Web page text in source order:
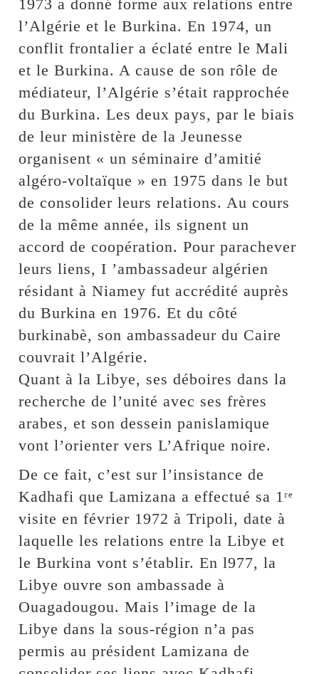
1973 a donné forme aux relations entre
l’Algérie et le Burkina. En 1974, un
conflit frontalier a éclaté entre le Mali
et le Burkina. A cause de son rôle de
médiateur, l’Algérie s’était rapprochée
du Burkina. Les deux pays, par le biais
de leur ministère de la Jeunesse
organisent « un séminaire d’amitié
algéro-voltaïque » en 1975 dans le but
de consolider leurs relations. Au cours
de la même année, ils signent un
accord de coopération. Pour parachever
leurs liens, I ’ambassadeur algérien
résidant à Niamey fut accrédité auprès
du Burkina en 1976. Et du côté
burkinabè, son ambassadeur du Caire
couvrait l’Algérie.
Quant à la Libye, ses déboires dans la
recherche de l’unité avec ses frères
arabes, et son dessein panislamique
vont l’orienter vers L’Afrique noire.
De ce fait, c’est sur l’insistance de
Kadhafi que Lamizana a effectué sa 1ʳᵉ
visite en février 1972 à Tripoli, date à
laquelle les relations entre la Libye et
le Burkina vont s’établir. En l977, la
Libye ouvre son ambassade à
Ouagadougou. Mais l’image de la
Libye dans la sous-région n’a pas
permis au président Lamizana de